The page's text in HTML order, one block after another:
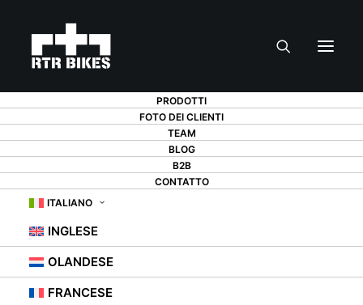
PRODOTTI
FOTO DEI CLIENTI
TEAM
BLOG
B2B
CONTATTO
ITALIANO
INGLESE
OLANDESE
FRANCESE